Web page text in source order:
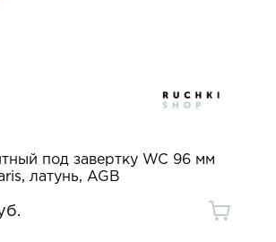
под завертку WC 96 мм
латунь, AGB